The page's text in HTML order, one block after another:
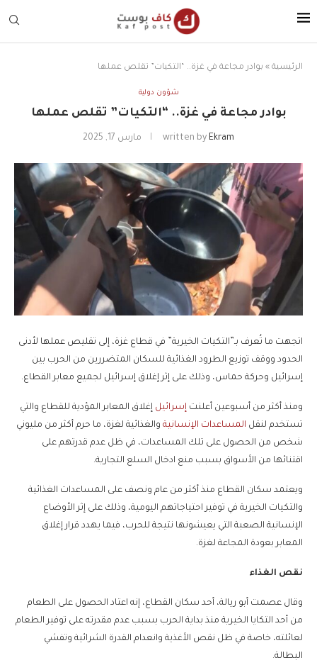
الرئيسية » بوادر مجاعة في غزة.. “التكيات” تقلص عملها
شؤون دولية
بوادر مجاعة في غزة.. “التكيات” تقلص عملها
written by Ekram مارس 17, 2025
اتجهت ما تُعرف بـ”التكيات الخيرية” في قطاع غزة، إلى تقليص عملها لأدنى
الحدود ووقف توزيع الطرود الغذائية للسكان المتضررين من الحرب بين
إسرائيل وحركة حماس، وذلك على إثر إغلاق إسرائيل لجميع معابر القطاع.
ومنذ أكثر من أسبوعين أعلنت إسرائيل إغلاق المعابر المؤدية للقطاع والتي
تستخدم لنقل المساعدات الإنسانية والغذائية لغزة، ما حرم أكثر من مليوني
شخص من الحصول على تلك المساعدات، في ظل عدم قدرتهم على
اقتنائها من الأسواق بسبب منع ادخال السلع التجارية.
ويعتمد سكان القطاع منذ أكثر من عام ونصف على المساعدات الغذائية
والتكيات الخيرية في توفير احتياجاتهم اليومية، وذلك على إثر الأوضاع
الإنسانية الصعبة التي يعيشونها نتيجة للحرب، فيما يهدد قرار إغلاق
المعابر بعودة المجاعة لغزة.
نقص الغذاء
وقال عصمت أبو ريالة، أحد سكان القطاع، إنه اعتاد الحصول على الطعام
من أحد التكايا الخيرية منذ بداية الحرب بسبب عدم مقدرته على توفير الطعام
لعائلته، خاصة في ظل نقص الأغذية وانعدام القدرة الشرائية وتفشي
البطالة.